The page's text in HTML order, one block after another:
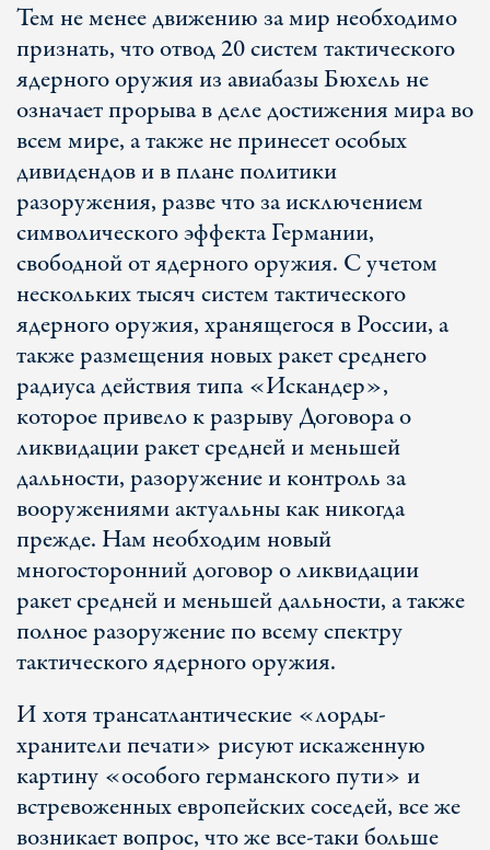
Тем не менее движению за мир необходимо
признать, что отвод 20 систем тактического
ядерного оружия из авиабазы Бюхель не
означает прорыва в деле достижения мира во
всем мире, а также не принесет особых
дивидендов и в плане политики
разоружения, разве что за исключением
символического эффекта Германии,
свободной от ядерного оружия. С учетом
нескольких тысяч систем тактического
ядерного оружия, хранящегося в России, а
также размещения новых ракет среднего
радиуса действия типа «Искандер»,
которое привело к разрыву Договора о
ликвидации ракет средней и меньшей
дальности, разоружение и контроль за
вооружениями актуальны как никогда
прежде. Нам необходим новый
многосторонний договор о ликвидации
ракет средней и меньшей дальности, а также
полное разоружение по всему спектру
тактического ядерного оружия.
И хотя трансатлантические «лорды-
хранители печати» рисуют искаженную
картину «особого германского пути» и
встревоженных европейских соседей, все же
возникает вопрос, что же все-таки больше